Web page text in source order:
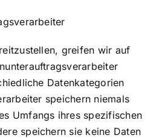
greifen wir auf
Datenkategorien
speichern niemals
Umfangs ihres spezifischen
speichern sie keine Daten